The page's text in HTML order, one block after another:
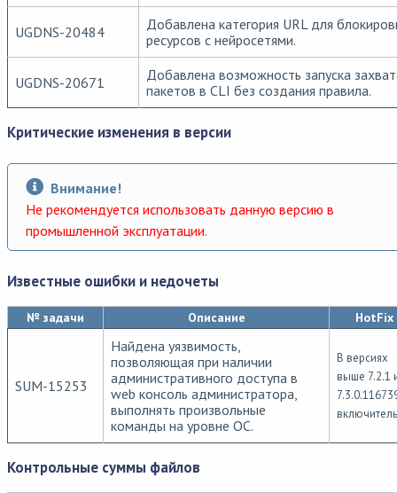
UGDNS-20484
Добавлена категория URL для
ресурсов с нейросетями.
UGDNS-20671
Добавлена возможность запуска
пакетов в CLI без создания правила.
Критические изменения в версии
Внимание!
Не рекомендуется использовать данную версию в
промышленной эксплуатации.
Известные ошибки и недочеты
№ задачи Описание HotFix
SUM-15253
Найдена уязвимость,
позволяющая при наличии
административного доступа в
web консоль администратора,
выполнять произвольные
команды на уровне ОС.
В версиях
выше 7.2.1
Контрольные суммы файлов